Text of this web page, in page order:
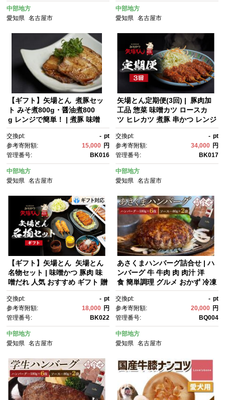
中部地方
愛知県
名古屋市
め グルメ ご当地グルメ 和食 惣
菜 冷凍食品 送料無料 ふるさと
納税
中部地方
愛知県 名古屋市
【ギフト】矢場とん 煮豚セッ
ト みそ煮800g・醤油煮800
g レンジで簡単！ | 煮豚 味噌
理 豚肉 加工食品 惣菜 ご当地グ
ルメ 名古屋めし ギフト プレゼ
ント 老舗 名店 人気 おすす
め 送料無料
交換pt: - pt
参考寄附額:
15,000 円
管理番号:
BK016
中部地方
愛知県
名古屋市
矢場とん定期便(3回) | 豚肉加
工品 惣菜 味噌カツ ロースカ
ツ ヒレカツ 煮豚 串かつ レンジ
すめ ご当地グルメ 名古屋め
し ギフト 老舗 名店 定期便 プ
レゼント 送料無料
交換pt: - pt
参考寄附額:
34,000 円
管理番号:
BK017
中部地方
愛知県 名古屋市
【ギフト】矢場とん 矢場とん
名物セット | 味噌かつ 豚肉 味
噌だれ 人気 おすすめ ギフト 贈
ット 食品 老舗 名店 送料無料
交換pt: - pt
参考寄附額:
18,000 円
管理番号:
BK022
中部地方
愛知県
名古屋市
あさくまハンバーグ詰合せ | ハ
ンバーグ 牛 牛肉 肉 肉汁 洋
食 簡単調理 グルメ おかず 冷凍
すすめ 送料無料
交換pt: - pt
参考寄附額:
20,000 円
管理番号:
BQ004
中部地方
愛知県 名古屋市